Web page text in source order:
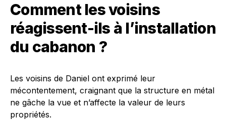
Comment les voisins
réagissent-ils à l’installation
du cabanon ?
Les voisins de Daniel ont exprimé leur
mécontentement, craignant que la structure en métal
ne gâche la vue et n’affecte la valeur de leurs
propriétés.